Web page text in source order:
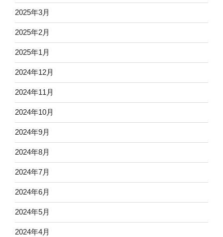
2025年3月
2025年2月
2025年1月
2024年12月
2024年11月
2024年10月
2024年9月
2024年8月
2024年7月
2024年6月
2024年5月
2024年4月